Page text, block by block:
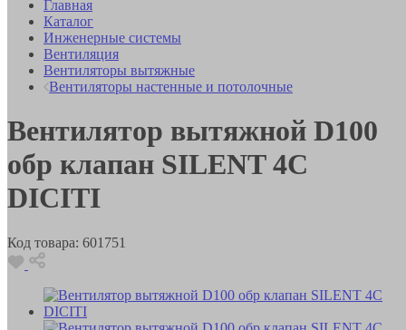
Главная
Каталог
Инженерные системы
Вентиляция
Вентиляторы вытяжные
Вентиляторы настенные и потолочные
Вентилятор вытяжной D100
обр клапан SILENT 4C
DICITI
Код товара: 601751